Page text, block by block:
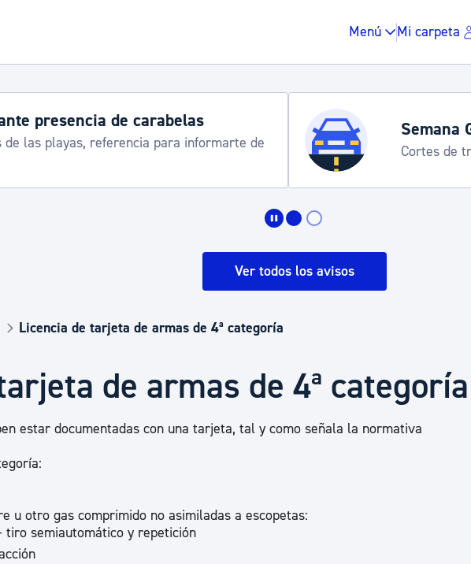
Menú Mi carpeta
Espacio público,
y asociacionismo
2026: programa Horarios
Udalinfo,
Urgull,
Ver todos los avisos
Licencia de tarjeta de armas de 4ª categoría
de armas de 4ª categoría
estar documentadas con una tarjeta, tal y como señala la normativa
u otro gas comprimido no asimiladas a escopetas:
tiro semiautomático y repetición